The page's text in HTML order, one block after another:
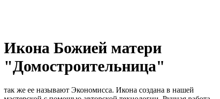
Икона Божией матери
"Домостроительница"
так же ее называют Экономисса. Икона создана в нашей